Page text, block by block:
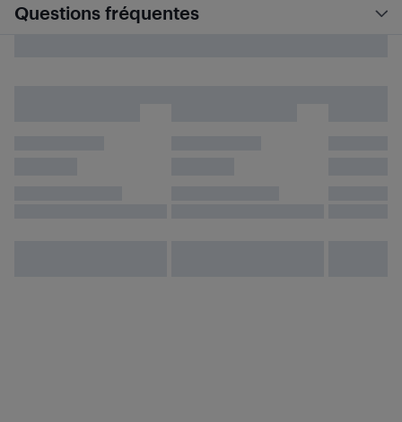
Questions fréquentes